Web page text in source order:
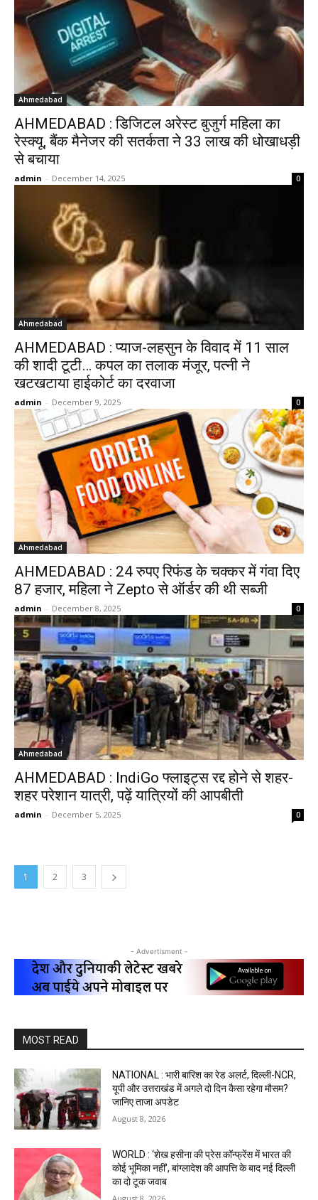
Ahmedabad
AHMEDABAD : डिजिटल अरेस्ट बुजुर्ग महिला का
रेस्क्यू, बैंक मैनेजर की सतर्कता ने 33 लाख की धोखाधड़ी
से बचाया
admin - December 14, 2025 0
Ahmedabad
AHMEDABAD : प्याज-लहसुन के विवाद में 11 साल
की शादी टूटी… कपल का तलाक मंजूर, पत्नी ने
खटखटाया हाईकोर्ट का दरवाजा
admin - December 9, 2025 0
Ahmedabad
AHMEDABAD : 24 रुपए रिफंड के चक्कर में गंवा दिए
87 हजार, महिला ने Zepto से ऑर्डर की थी सब्जी
admin - December 8, 2025 0
Ahmedabad
AHMEDABAD : IndiGo फ्लाइट्स रद्द होने से शहर-
शहर परेशान यात्री, पढ़ें यात्रियों की आपबीती
admin - December 5, 2025 0
1 2 3
- Advertisment -
MOST READ
NATIONAL : भारी बारिश का रेड अलर्ट, दिल्ली-NCR,
यूपी और उत्तराखंड में अगले दो दिन कैसा रहेगा मौसम?
जानिए ताजा अपडेट
August 8, 2026
WORLD : ‘शेख हसीना की प्रेस कॉन्फ्रेंस में भारत की
कोई भूमिका नहीं’, बांग्लादेश की आपत्ति के बाद नई दिल्ली
का दो टूक जवाब